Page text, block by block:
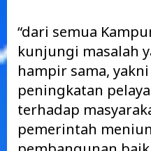
“dari semua
kunjungi masalah
hampir sama,
peningkatan
terhadap
pemerintah